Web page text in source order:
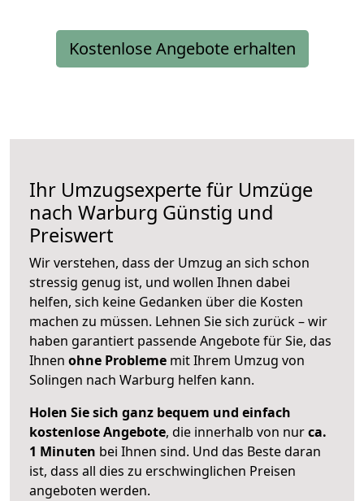
Kostenlose Angebote erhalten
Ihr Umzugsexperte für Umzüge
nach Warburg Günstig und
Preiswert
Wir verstehen, dass der Umzug an sich schon
stressig genug ist, und wollen Ihnen dabei
helfen, sich keine Gedanken über die Kosten
machen zu müssen. Lehnen Sie sich zurück – wir
haben garantiert passende Angebote für Sie, das
Ihnen ohne Probleme mit Ihrem Umzug von
Solingen nach Warburg helfen kann.
Holen Sie sich ganz bequem und einfach
kostenlose Angebote, die innerhalb von nurca.
1 Minuten bei Ihnen sind. Und das Beste daran
ist, dass all dies zu erschwinglichen Preisen
angeboten werden.